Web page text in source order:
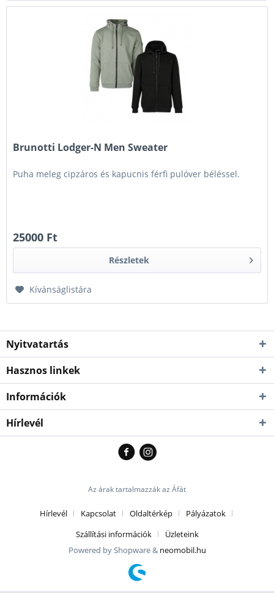
Brunotti Lodger-N Men Sweater
Puha meleg cipzáros és kapucnis férfi pulóver béléssel.
25000 Ft
Részletek
Kívánságlistára
Nyitvatartás
Hasznos linkek
Információk
Hírlevél
Az árak tartalmazzák az Áfát
Hírlevél Kapcsolat Oldaltérkép
Pályázatok
Szállítási információk
Üzleteink
Powered by Shopware & neomobil.hu